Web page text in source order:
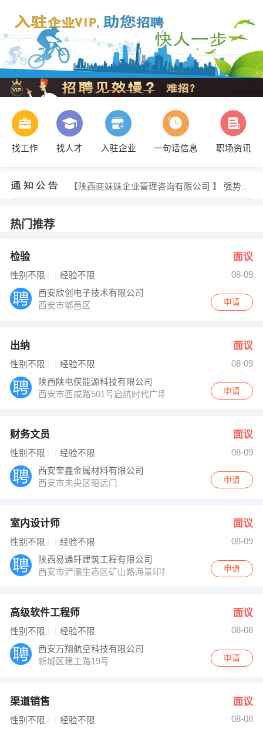
找工作 找人才 入驻企业 一句话信息 职场资讯
【陕西商妹妹企业管理咨询有限公司 】 强势入驻
人事部 发布 [室内设计师 ] 招聘信息
人事部 发布 [高级软件工程师 ] 招聘信息
【陕西商妹妹企业管理咨询有限公司 】 强势入驻
热门推荐
检验 面议
性别不限 经验不限
08-09
西安欣创电子技术有限公司
西安市鄠邑区
申请
出纳 面议
性别不限 经验不限
08-09
陕西陕电侠能源科技有限公司
西安市西咸路501号启航时代广场A座903（地铁一号线后
申请
财务文员 面议
性别不限 经验不限
08-09
西安奎鑫金属材料有限公司
西安市未央区昭远门
申请
室内设计师 面议
性别不限 经验不限
08-09
陕西易通轩建筑工程有限公司
西安市浐灞生态区矿山路海景印象城A区
申请
高级软件工程师 面议
性别不限 经验不限
08-08
西安万翔航空科技有限公司
新城区建工路19号
申请
渠道销售 面议
性别不限 经验不限
08-08